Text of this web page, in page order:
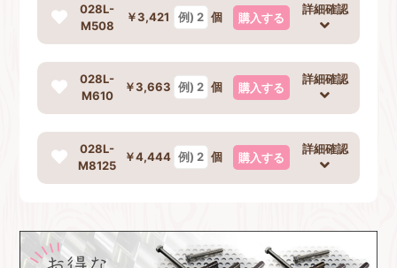
028L-
M508
￥3,421 個 購入する
詳細確認
028L-
M610
￥3,663 個 購入する
詳細確認
028L-
M8125
￥4,444 個 購入する
詳細確認